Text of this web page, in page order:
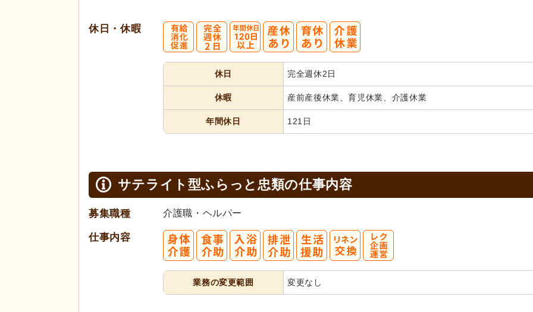
休日・休暇
休日 完全週休2日
休暇 産前産後休業、育児休業、介護休業
年間休日 121日
サテライト型ふらっと忠類の仕事内容
募集職種 介護職・ヘルパー
仕事内容
業務の変更範囲 変更なし